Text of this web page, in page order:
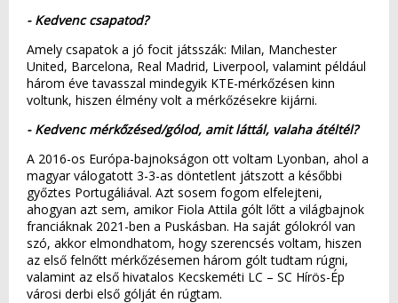
- Kedvenc csapatod?
Amely csapatok a jó focit játsszák: Milan, Manchester
United, Barcelona, Real Madrid, Liverpool, valamint például
három éve tavasszal mindegyik KTE-mérkőzésen kinn
voltunk, hiszen élmény volt a mérkőzésekre kijárni.
- Kedvenc mérkőzésed/gólod, amit láttál, valaha átéltél?
A 2016-os Európa-bajnokságon ott voltam Lyonban, ahol a
magyar válogatott 3-3-as döntetlent játszott a későbbi
győztes Portugáliával. Azt sosem fogom elfelejteni,
ahogyan azt sem, amikor Fiola Attila gólt lőtt a világbajnok
franciáknak 2021-ben a Puskásban. Ha saját gólokról van
szó, akkor elmondhatom, hogy szerencsés voltam, hiszen
az első felnőtt mérkőzésemen három gólt tudtam rúgni,
valamint az első hivatalos Kecskeméti LC – SC Hírös-Ép
városi derbi első gólját én rúgtam.